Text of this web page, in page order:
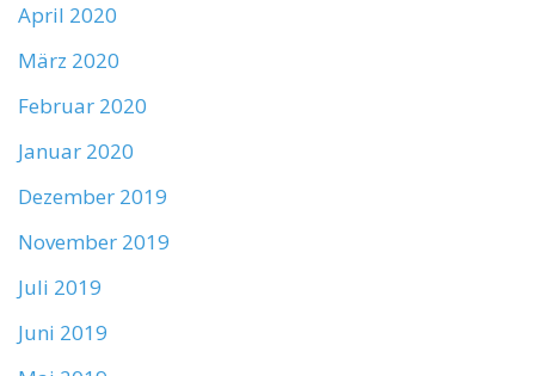
April 2020
März 2020
Februar 2020
Januar 2020
Dezember 2019
November 2019
Juli 2019
Juni 2019